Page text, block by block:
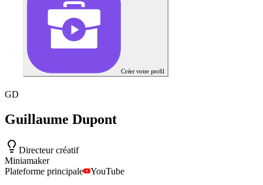
Créer votre profil
GD
Guillaume Dupont
Directeur créatif
Miniamaker
Plateforme principale
YouTube